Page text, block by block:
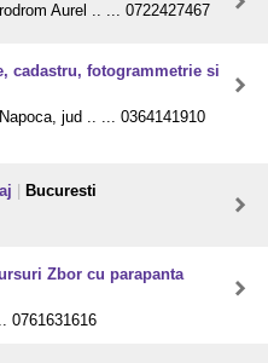
Aurel .. ... 0722427467
cadastru, fotogrammetrie si
jud .. ... 0364141910
Bucuresti
Zbor cu parapanta
0761631616